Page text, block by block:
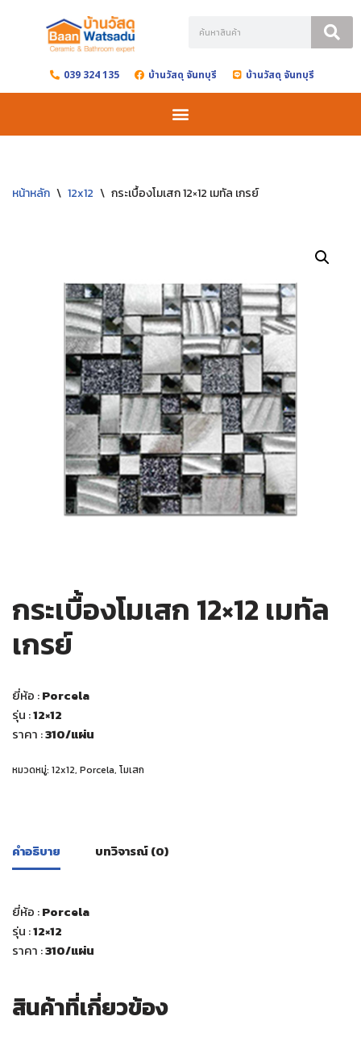
content 039 324 135 บ้านวัสดุ จันทบุรี บ้านวัสดุ จันทบุรี
หน้าหลัก \ 12x12 \ กระเบื้องโมเสก 12×12 เมทัล เกรย์
กระเบื้องโมเสก 12×12 เมทัล
เกรย์
ยี่ห้อ :Porcela
รุ่น :12×12
ราคา :310/แผ่น
หมวดหมู่: 12x12, Porcela, โมเสก
คำอธิบาย บทวิจารณ์ (0)
ยี่ห้อ :Porcela
รุ่น :12×12
ราคา :310/แผ่น
สินค้าที่เกี่ยวข้อง